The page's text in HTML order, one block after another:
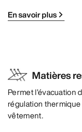
En savoir plus
Matières
Permet l’évacuation
régulation
vêtement.